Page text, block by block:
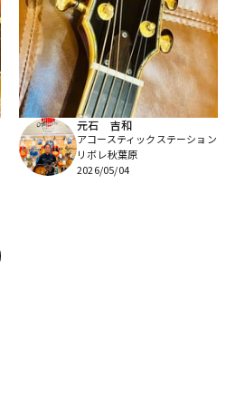
元石 吉和
アコースティックステーション
リボレ秋葉原
2026/05/04